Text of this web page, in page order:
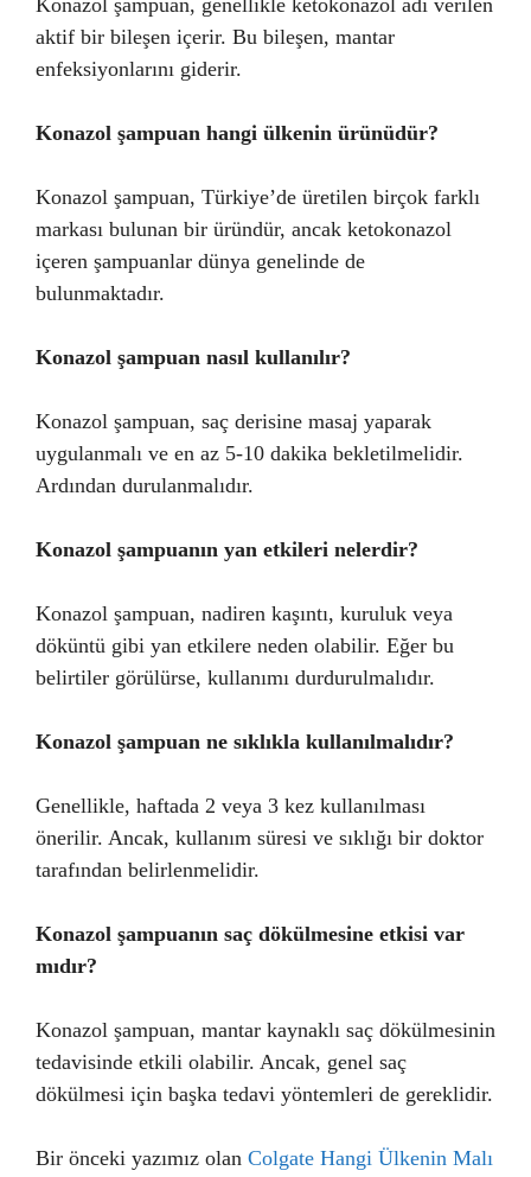
Konazol şampuan, genellikle ketokonazol adı verilen
aktif bir bileşen içerir. Bu bileşen, mantar
enfeksiyonlarını giderir.
Konazol şampuan hangi ülkenin ürünüdür?
Konazol şampuan, Türkiye’de üretilen birçok farklı
markası bulunan bir üründür, ancak ketokonazol
içeren şampuanlar dünya genelinde de
bulunmaktadır.
Konazol şampuan nasıl kullanılır?
Konazol şampuan, saç derisine masaj yaparak
uygulanmalı ve en az 5-10 dakika bekletilmelidir.
Ardından durulanmalıdır.
Konazol şampuanın yan etkileri nelerdir?
Konazol şampuan, nadiren kaşıntı, kuruluk veya
döküntü gibi yan etkilere neden olabilir. Eğer bu
belirtiler görülürse, kullanımı durdurulmalıdır.
Konazol şampuan ne sıklıkla kullanılmalıdır?
Genellikle, haftada 2 veya 3 kez kullanılması
önerilir. Ancak, kullanım süresi ve sıklığı bir doktor
tarafından belirlenmelidir.
Konazol şampuanın saç dökülmesine etkisi var
mıdır?
Konazol şampuan, mantar kaynaklı saç dökülmesinin
tedavisinde etkili olabilir. Ancak, genel saç
dökülmesi için başka tedavi yöntemleri de gereklidir.
Bir önceki yazımız olan Colgate Hangi Ülkenin Malı